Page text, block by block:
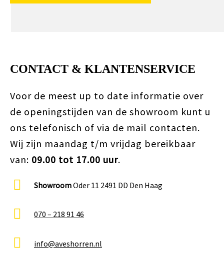
CONTACT & KLANTENSERVICE
Voor de meest up to date informatie over
de openingstijden van de showroom kunt u
ons telefonisch of via de mail contacten.
Wij zijn maandag t/m vrijdag bereikbaar
van: 09.00 tot 17.00 uur.
ShowroomOder 11 2491 DD Den Haag
070 – 218 91 46
info@aveshorren.nl